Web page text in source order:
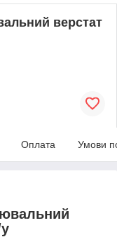
верстат
Оплата Умови